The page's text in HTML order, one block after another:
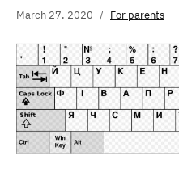
March 27, 2020 For parents